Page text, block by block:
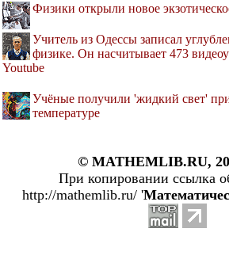
Физики открыли новое
Учитель из Одессы записал
физике. Он насчитывает 473
Youtube
Учёные получили 'жидкий свет'
температуре
© MATHEMLIB.RU,
При копировании ссылка
http://mathemlib.ru/ '